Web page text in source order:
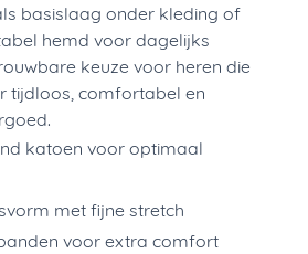
basislaag onder kleding of
hemd voor dagelijks
keuze voor heren die
tijdloos, comfortabel en
katoen voor optimaal
met fijne stretch
voor extra comfort